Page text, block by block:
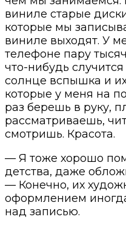
виниле старые
которые мы
виниле выходят. У
телефоне пару
что-нибудь
солнце вспышка и их
которые у меня на
раз берешь в руку,
рассматриваешь,
смотришь. Красота.
— Я тоже хорошо
детства, даже
— Конечно, их
оформлением
над записью.